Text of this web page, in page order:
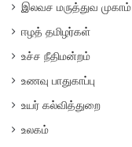
இலவச மருத்துவ முகாம்
ஈழத் தமிழர்கள்
உச்ச நீதிமன்றம்
உணவு பாதுகாப்பு
உயர் கல்வித்துறை
உலகம்